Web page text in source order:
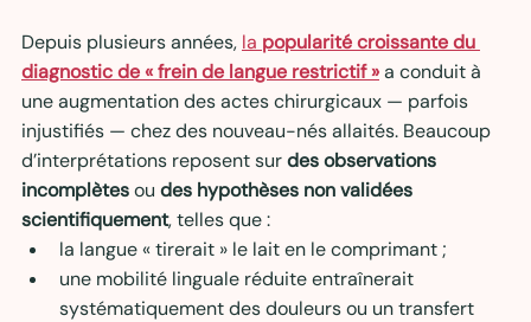
Depuis plusieurs années, la popularité croissante du
diagnostic de « frein de langue restrictif » a conduit à
une augmentation des actes chirurgicaux — parfois
injustifiés — chez des nouveau-nés allaités. Beaucoup
d’interprétations reposent sur des observations
incomplètes ou des hypothèses non validées
scientifiquement, telles que :
la langue « tirerait » le lait en le comprimant ;
une mobilité linguale réduite entraînerait
systématiquement des douleurs ou un transfert